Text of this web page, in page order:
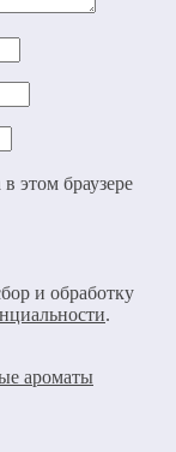
этом браузере
и обработку
.